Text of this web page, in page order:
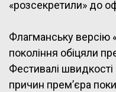
«розсекретили» до
Флагманську версію
покоління обіцяли
Фестивалі швидкості
причин прем’єра